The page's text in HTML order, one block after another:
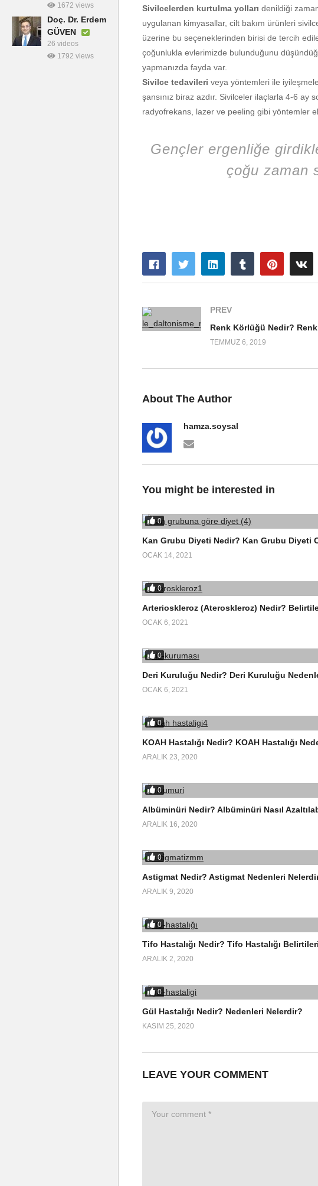
1672 views
Doç. Dr. Erdem
GÜVEN
26 videos
1792 views
Sivilcelerden kurtulma yolları denildiği
uygulanan kimyasallar, cilt bakım ürünleri
üzerine bu seçeneklerinden birisi de tercih
çoğunlukla evlerimizde bulunduğunu
yapmanızda fayda var.
Sivilce tedavileri veya yöntemleri ile
şansınız biraz azdır. Sivilceler ilaçlarla 4-6 ay
radyofrekans, lazer ve peeling gibi yöntemler
Gençler ergenliğe
çoğu zaman
PREV
TEMMUZ 6, 2019
About The Author
hamza.soysal
You might be interested in
0
Kan Grubu Diyeti Nedir? Kan Grubu Diyeti
OCAK 14, 2021
0
Arterioskleroz (Ateroskleroz) Nedir?
OCAK 6, 2021
0
Deri Kuruluğu Nedir? Deri Kuruluğu
OCAK 6, 2021
0
KOAH Hastalığı Nedir? KOAH Hastalığı
ARALIK 23, 2020
0
Albüminüri Nedir? Albüminüri Nasıl
ARALIK 16, 2020
0
Astigmat Nedir? Astigmat Nedenleri
ARALIK 9, 2020
0
Tifo Hastalığı Nedir? Tifo Hastalığı
ARALIK 2, 2020
0
Gül Hastalığı Nedir? Nedenleri Nelerdir?
KASIM 25, 2020
LEAVE YOUR COMMENT